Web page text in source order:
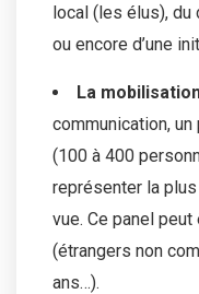
local (les élus),
ou encore d’une
La
communication,
(100 à 400
représenter la
vue. Ce panel
(étrangers non
ans…).